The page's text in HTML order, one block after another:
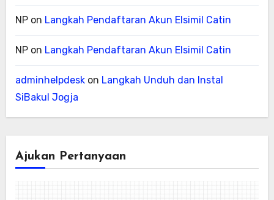
NPon Langkah Pendaftaran Akun Elsimil Catin
NPon Langkah Pendaftaran Akun Elsimil Catin
adminhelpdeskon Langkah Unduh dan Instal
SiBakul Jogja
Ajukan Pertanyaan